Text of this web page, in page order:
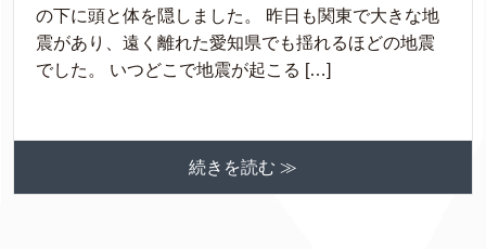
の下に頭と体を隠しました。 昨日も関東で大きな地
震があり、遠く離れた愛知県でも揺れるほどの地震
でした。 いつどこで地震が起こる […]
続きを読む ≫